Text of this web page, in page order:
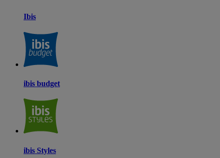
Ibis
ibis budget
ibis Styles